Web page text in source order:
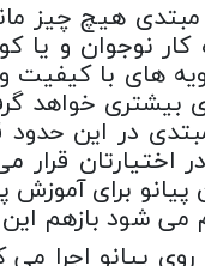
هیچ چیز
کار نوجوان و
های با کیفیت
ی بیشتری خواهد
اختیارتان
برای آموزش
شود بازهم این
پیانو اجرا